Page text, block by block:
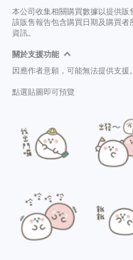
本公司收集相關購買數據以提供販
該販售報告包含購買日期及購買
資訊。
關於支援功能
因應作者意願，可能無法提供支援。
點選貼圖即可預覽